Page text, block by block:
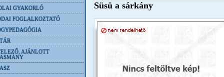
GYAKORLÓ
FOGLALKOZTATÓ
AJÁNLOTT
Süsü a sárkány